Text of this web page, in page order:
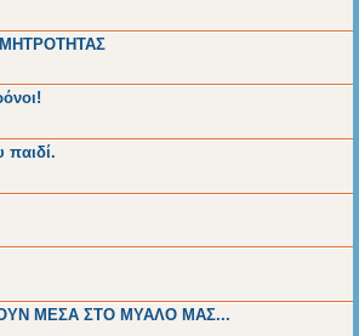
παιδί.
ΜΕΣΑ ΣΤΟ ΜΥΑΛΟ ΜΑΣ...